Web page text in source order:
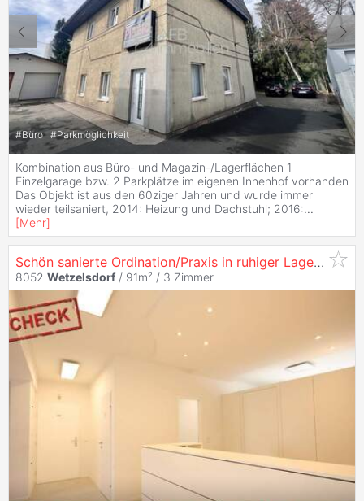
#Büro #Parkmöglichkeit
Kombination aus Büro- und Magazin-/Lagerflächen 1
Einzelgarage bzw. 2 Parkplätze im eigenen Innenhof vorhanden
Das Objekt ist aus den 60ziger Jahren und wurde immer
wieder teilsaniert, 2014: Heizung und Dachstuhl; 2016:...
[Mehr]
Schön sanierte Ordination/Praxis in ruhiger Lage im
8052 Wetzelsdorf / 91m² / 3 Zimmer